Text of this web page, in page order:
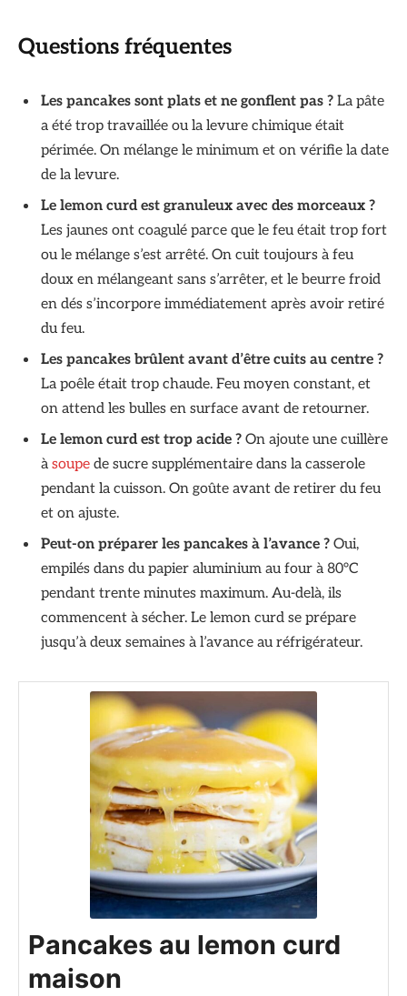
Questions fréquentes
Les pancakes sont plats et ne gonflent pas ? La pâte
a été trop travaillée ou la levure chimique était
périmée. On mélange le minimum et on vérifie la date
de la levure.
Le lemon curd est granuleux avec des morceaux ?
Les jaunes ont coagulé parce que le feu était trop fort
ou le mélange s’est arrêté. On cuit toujours à feu
doux en mélangeant sans s’arrêter, et le beurre froid
en dés s’incorpore immédiatement après avoir retiré
du feu.
Les pancakes brûlent avant d’être cuits au centre ?
La poêle était trop chaude. Feu moyen constant, et
on attend les bulles en surface avant de retourner.
Le lemon curd est trop acide ? On ajoute une cuillère
à soupe de sucre supplémentaire dans la casserole
pendant la cuisson. On goûte avant de retirer du feu
et on ajuste.
Peut-on préparer les pancakes à l’avance ? Oui,
empilés dans du papier aluminium au four à 80°C
pendant trente minutes maximum. Au-delà, ils
commencent à sécher. Le lemon curd se prépare
jusqu’à deux semaines à l’avance au réfrigérateur.
Pancakes au lemon curd
maison